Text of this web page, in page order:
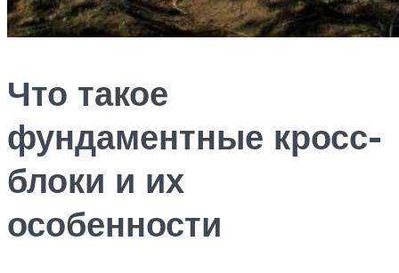
Что такое
фундаментные кросс-
блоки и их
особенности